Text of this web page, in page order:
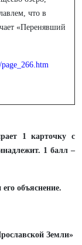
что в
«Перенявший
1 карточку с
1 балл –
объяснение.
Земли»